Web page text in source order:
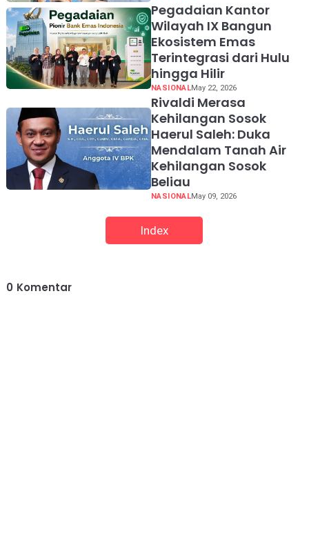
Pegadaian Kantor
Wilayah IX Bangun
Ekosistem Emas
Terintegrasi dari Hulu
hingga Hilir
NASIONALMay 22, 2026
Rivaldi Merasa
Kehilangan Sosok
Haerul Saleh: Duka
Mendalam Tanah Air
Kehilangan Sosok
Beliau
NASIONALMay 09, 2026
Index
0 Komentar